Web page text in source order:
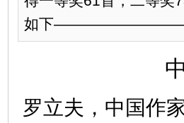
如下
罗立夫，中国作